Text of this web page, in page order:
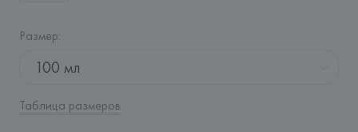
Размер:
100 мл
Таблица размеров